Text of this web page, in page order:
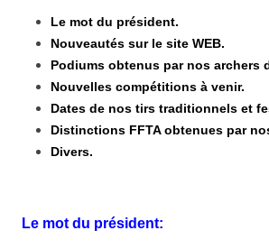
Le mot du président.
Nouveautés sur le site WEB.
Podiums obtenus par nos archers
Nouvelles compétitions à venir.
Dates de nos tirs traditionnels et
Distinctions FFTA obtenues par
Divers.
Le mot du président: